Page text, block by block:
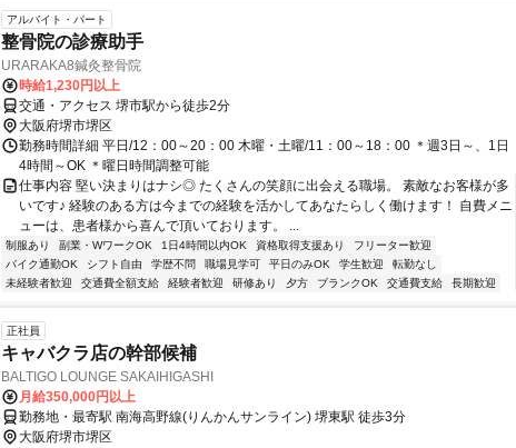
アルバイト・パート
整骨院の診療助手
URARAKA8鍼灸整骨院
時給1,230円以上
交通・アクセス 堺市駅から徒歩2分
大阪府堺市堺区
勤務時間詳細 平日/12：00～20：00 木曜・土曜/11：00～18：00 ＊週3日～、1日
4時間～OK ＊曜日時間調整可能
仕事内容 堅い決まりはナシ◎ たくさんの笑顔に出会える職場。 素敵なお客様が多
いです♪ 経験のある方は今までの経験を活かしてあなたらしく働けます！ 自費メニ
ューは、患者様から喜んで頂いております。 ...
制服あり 副業・WワークOK 1日4時間以内OK 資格取得支援あり
フリーター歓迎
バイク通勤OK
シフト自由 学歴不問 職場見学可 平日のみOK 学生歓迎
転勤なし
未経験者歓迎
交通費全額支給 経験者歓迎 研修あり 夕方 ブランクOK 交通費支給 長期歓迎
正社員
キャバクラ店の幹部候補
BALTIGO LOUNGE SAKAIHIGASHI
月給350,000円以上
勤務地・最寄駅 南海高野線(りんかんサンライン) 堺東駅 徒歩3分
大阪府堺市堺区